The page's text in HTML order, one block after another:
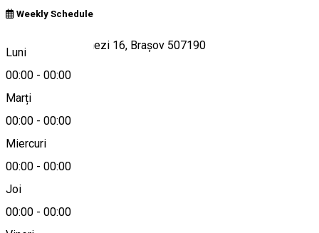
Weekly Schedule
Luni
00:00 - 00:00
Marți
00:00 - 00:00
Miercuri
00:00 - 00:00
Joi
00:00 - 00:00
Strada Tudor Arghezi 16, Brașov 507190
Hartă